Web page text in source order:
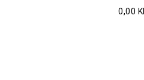
0,00